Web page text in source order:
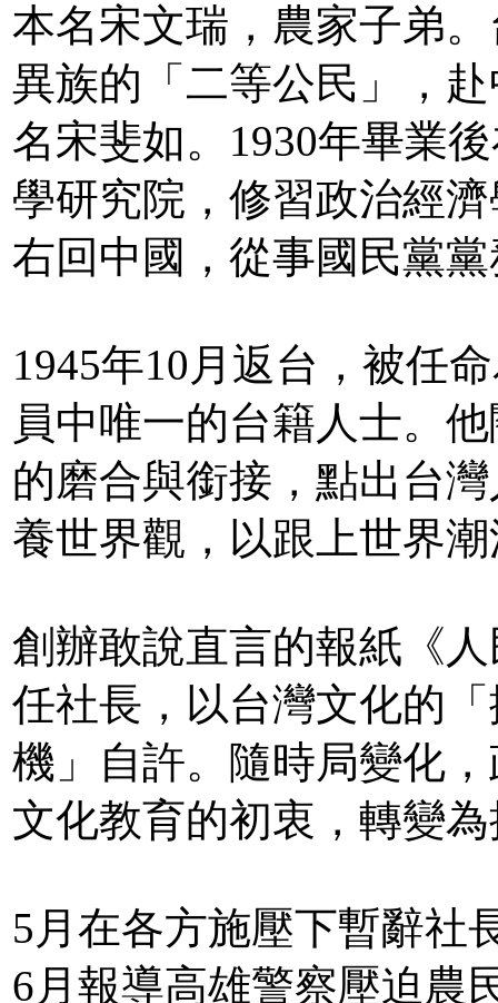
本名宋文瑞，農家子弟
異族的「二等公民」，
名宋斐如。1930年畢業
學研究院，修習政治經
右回中國，從事國民黨
1945年10月返台，被任
員中唯一的台籍人士。
的磨合與銜接，點出台
養世界觀，以跟上世界
創辦敢說直言的報紙《
任社長，以台灣文化的
機」自許。隨時局變化
文化教育的初衷，轉變
5月在各方施壓下暫辭社
6月報導高雄警察壓迫農